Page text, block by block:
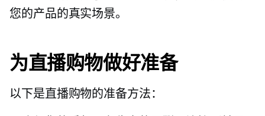
您的产品的真实场景。
为直播购物做好准备
以下是直播购物的准备方法：